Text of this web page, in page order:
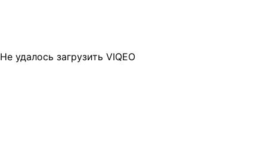
Не удалось загрузить VIQEO